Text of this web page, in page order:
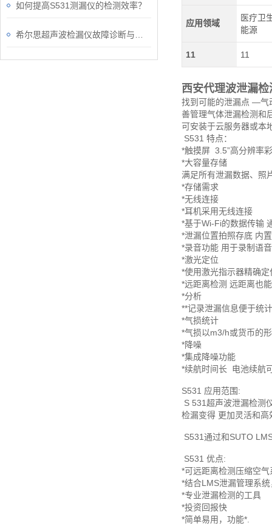
如何提高S531测漏仪的检测效率？
应用领域
医疗卫
能源
11 11
西安代理波泄漏
找到可能的泄漏点 —气
善管理气体泄漏检测和
可安装于云服务器或本
S531 特点：
*触摸屏 3.5”高分辨率
*大容量存储
满足所有泄漏数据、照
*存储需求
*无线连接
*耳机采用无线连接
*基于Wi-Fi的数据传输
*泄漏位置拍照存底 内
*录音功能 用于录制语
*激光定位
*使用激光指示器精确定
*远距离检测 远距离也
*分析
**记录泄漏信息便于统
*气损统计
*气损以m3/h或货币的
*降噪
*集成降噪功能
*续航时间长 电池续航
S531 应用范围:
S 531超声波泄漏检测
检漏变得 更加灵活和高
S531通过和SUTO
S531 优点:
*可远距离检测压缩空气
*结合LMS泄漏管理系
*专业泄漏检测的工具
*投资回报快
*简单易用，功能*.